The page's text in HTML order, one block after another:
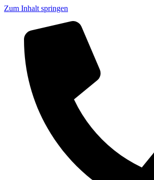
Zum Inhalt springen